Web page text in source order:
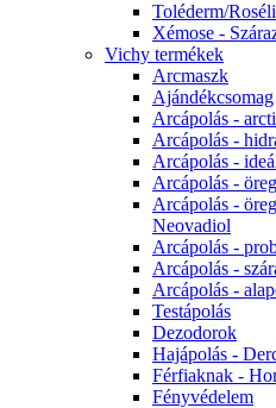
Toléderm/
Xémose -
Vichy termékek
Arcmaszk
Ajándékcsomag
Arcápolás -
Arcápolás -
Arcápolás -
Arcápolás -
Arcápolás -
Neovadiol
Arcápolás -
Arcápolás -
Arcápolás -
Testápolás
Dezodorok
Hajápolás -
Férfiaknak -
Fényvédelem